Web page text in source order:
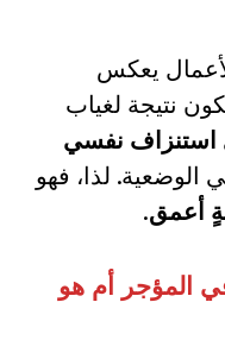
يعكس
نتيجة لغياب
استنزاف نفسي
لذا، فهو
أعمق.
المؤجر أم هو